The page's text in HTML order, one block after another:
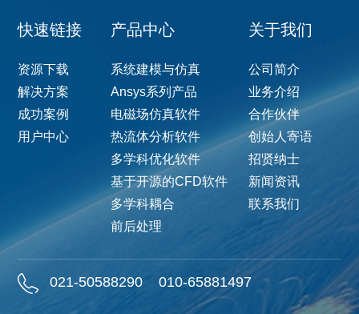
快速链接
资源下载
解决方案
成功案例
用户中心
产品中心
系统建模与仿真
Ansys系列产品
电磁场仿真软件
热流体分析软件
多学科优化软件
基于开源的CFD软件
多学科耦合
前后处理
关于我们
公司简介
业务介绍
合作伙伴
创始人寄语
招贤纳士
新闻资讯
联系我们
021-50588290 010-65881497